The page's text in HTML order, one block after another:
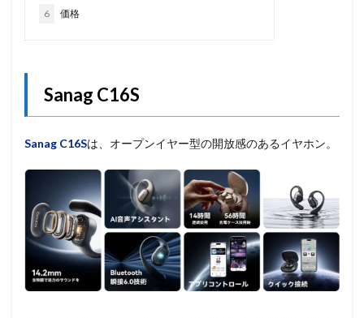
6 価格
Sanag C16S
Sanag C16Sは、オープンイヤー型の開放感のあるイヤホン。